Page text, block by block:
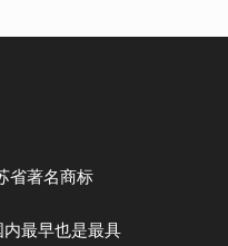
省著名商标
最早也是最具